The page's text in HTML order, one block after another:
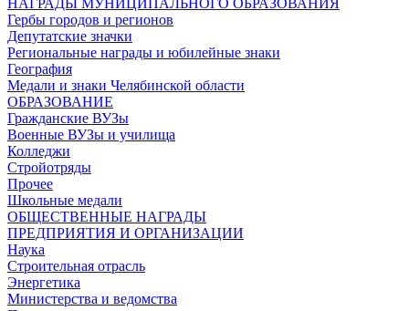
НАГРАДЫ МУНИЦИПАЛЬНОГО ОБРАЗОВАНИЯ
Гербы городов и регионов
Депутатские значки
Региональные награды и юбилейные знаки
География
Медали и знаки Челябинской области
ОБРАЗОВАНИЕ
Гражданские ВУЗы
Военные ВУЗы и училища
Колледжи
Стройотряды
Прочее
Школьные медали
ОБЩЕСТВЕННЫЕ НАГРАДЫ
ПРЕДПРИЯТИЯ И ОРГАНИЗАЦИИ
Наука
Строительная отрасль
Энергетика
Министерства и ведомства